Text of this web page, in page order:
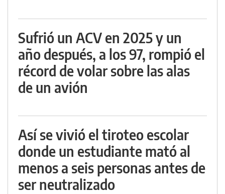
Sufrió un ACV en 2025 y un
año después, a los 97, rompió el
récord de volar sobre las alas
de un avión
Así se vivió el tiroteo escolar
donde un estudiante mató al
menos a seis personas antes de
ser neutralizado